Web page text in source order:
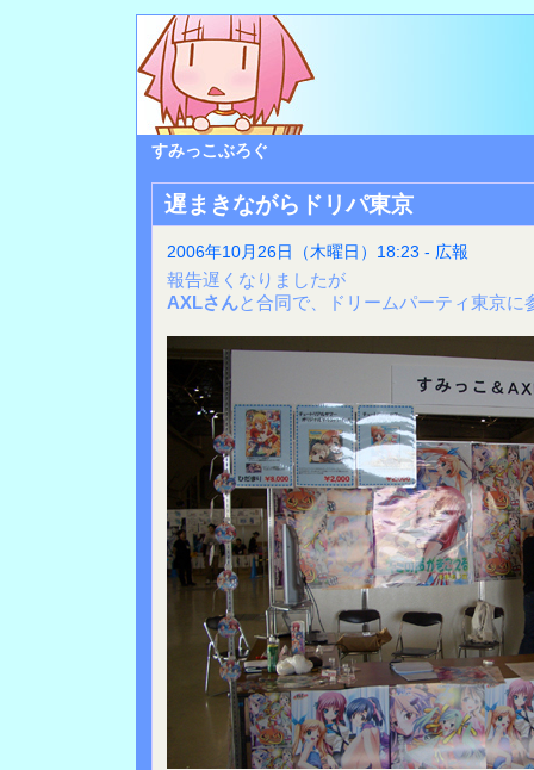
すみっこぶろぐ
遅まきながらドリパ東京
2006年10月26日（木曜日）18:23 - 広報
報告遅くなりましたが
AXLさんと合同で、ドリームパーティ東京に